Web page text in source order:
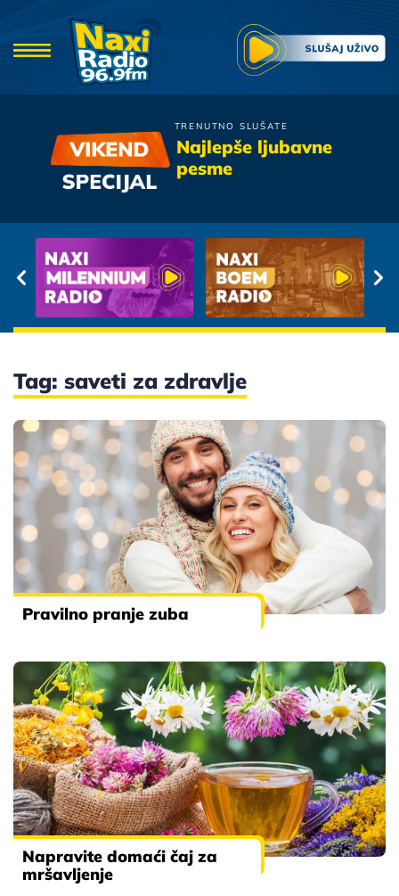
TRENUTNO SLUŠATE
Najlepše ljubavne
pesme
Zeljko Joksimovic
Tag: saveti za zdravlje
Pravilno pranje zuba
Napravite domaći čaj za
mršavljenje